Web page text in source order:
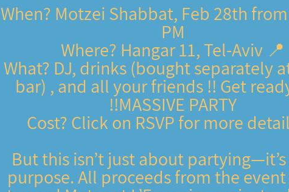
📅 When? Motzei Shabbat, Feb 28th
PM
📍 Where? Hangar 11, Tel-Aviv
🎶 What? DJ, drinks (bought separately
bar) , and all your friends !! Get
MASSIVE PARTY!!
But this isn’t just about
purpose. All proceeds from the